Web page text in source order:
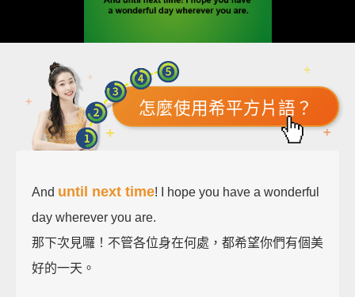
怎麼使用希平方片語？
And until next time! I hope you have a wonderful
day wherever you are.
那下次見囉！不管各位身在何處，都希望你們有個美
好的一天。